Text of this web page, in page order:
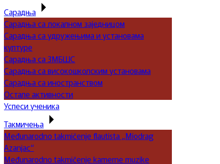
Сарадња
Сарадња са локалном заједницом
Сарадња са удружењима и установама
културе
Сарадња са ЗМБШС
Сарадња са високошколским установама
Сарадња са иностранством
Остале активности
Успеси ученика
Такмичења
Međunarodno takmičenje flautista „Miodrag
Azanjac“
Međunarodno takmičenje kamerne muzike